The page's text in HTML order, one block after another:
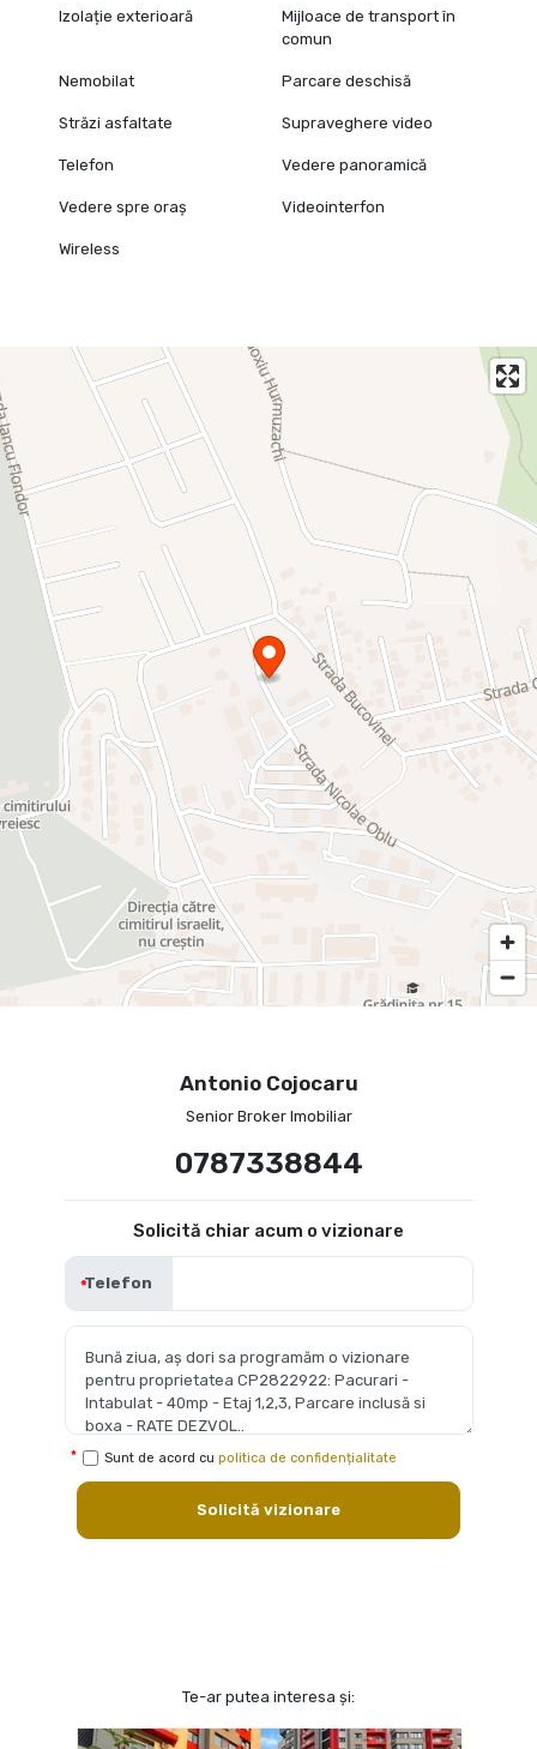
Izolație exterioară
Mijloace de transport în
comun
Nemobilat Parcare deschisă
Străzi asfaltate Supraveghere video
Telefon Vedere panoramică
Vedere spre oraș Videointerfon
Wireless
Antonio Cojocaru
Senior Broker Imobiliar
0787338844
Solicită chiar acum o vizionare
Telefon
Sunt de acord cu politica de confidențialitate
Solicită vizionare
Te-ar putea interesa și: